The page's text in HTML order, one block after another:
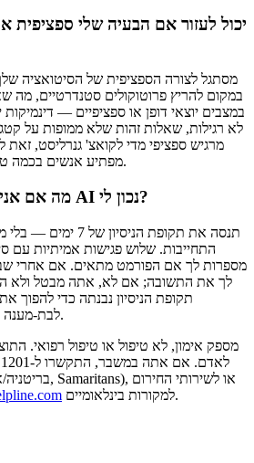
במקום להריץ פרוטוקולים סטנדרטיים, מה
במצבים יוצאי דופן או ספציפיים —
לא רגילות, שאלות זהות שלא ממופות על
מרגיש ספציפי מדי לקואצ' גנרליסט, זאת
קואצ'ינג AI מפתיע אנשים בכמה טוב הוא מתחבר.
מה אם אני לא בטוח אם קואצ'ינג AI נכון לי?
תנסה את תקופת
התחייבות. שלוש פגישות אמיתיות עם
מספרות לך אם הפורמט מתאים. אם אחרי
לך את התשובה; אם לא, אתה מבטל ולא
תקופת הניסיון נבנתה כדי
לבת-מענה דרך חוויה ולא דרך השערה.
לאדם. אם אתה במשבר, התקשרו ל-1201 (קו סה"ר בישראל) או
(בריטניה/אירופה, Samaritans), או לשירותי החירום
למקורות בינלאומיים.